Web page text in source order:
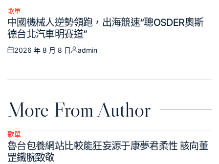
Posted
in
歌單
中國機械人逆勢領跑，出海競速“聰OSDER奧斯
德台北汽車明賽道”
Posted
2026 年 8 月 8 日
Posted
admin
More From Author
Posted
in
歌單
魯台包養網站比較能狂妄源于康夢君柔性 該向董
罡鐵腕致敬